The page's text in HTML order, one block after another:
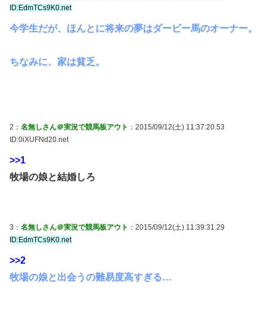
ID:EdmTCs9K0.net
今学生だが、ほんとに将来の夢はダービー馬のオーナー。
ちなみに、家は貧乏。
2： 名無しさん＠実況で競馬板アウト ：2015/09/12(土) 11:37:20.53
ID:0iXUFNd20.net
>>1
牧場の娘と結婚しろ
3： 名無しさん＠実況で競馬板アウト ：2015/09/12(土) 11:39:31.29
ID:EdmTCs9K0.net
>>2
牧場の娘と出会うの難易度高すぎる…